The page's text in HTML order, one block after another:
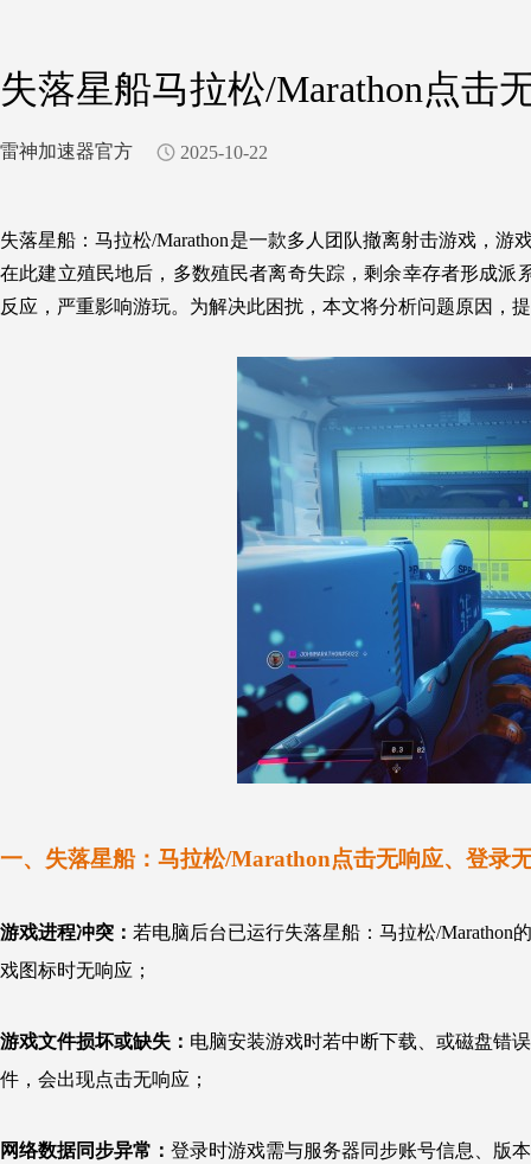
失落星船马拉松/Marathon点击
雷神加速器官方 2025-10-22
失落星船：马拉松/Marathon是一款多人团队撤离射击游戏，游
在此建立殖民地后，多数殖民者离奇失踪，剩余幸存者形成
反应，严重影响游玩。为解决此困扰，本文将分析问题原因，
一、失落星船： 马拉松/Marathon点击无响应、登录
游戏进程冲突： 若电脑后台已运行失落星船：马拉松/
戏图标时无响应；
游戏文件损坏或缺失： 电脑安装游戏时若中断下载、或磁盘错
件，会出现点击无响应；
网络数据同步异常： 登录时游戏需与服务器同步账号信息、版